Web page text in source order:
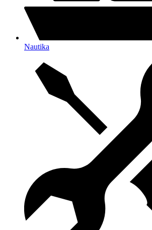
Nautika